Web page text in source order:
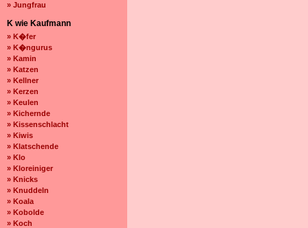
» Jungfrau
K wie Kaufmann
» K�fer
» K�ngurus
» Kamin
» Katzen
» Kellner
» Kerzen
» Keulen
» Kichernde
» Kissenschlacht
» Kiwis
» Klatschende
» Klo
» Kloreiniger
» Knicks
» Knuddeln
» Koala
» Kobolde
» Koch